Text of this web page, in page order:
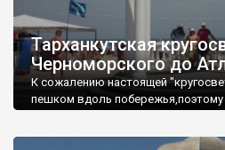
Тарханкутская
Черноморского до
К сожалению настоящей
пешком вдоль